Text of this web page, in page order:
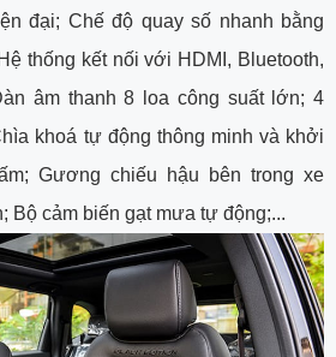
đại; Chế độ quay số nhanh bằng
thống kết nối với HDMI, Bluetooth,
âm thanh 8 loa công suất lớn; 4
khoá tự động thông minh và khởi
Gương chiếu hậu bên trong xe
Bộ cảm biến gạt mưa tự động;...